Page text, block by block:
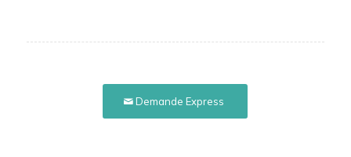
Demande Express